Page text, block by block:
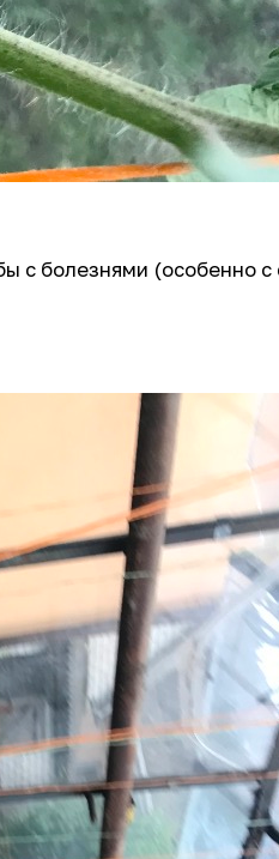
с болезнями (особенно